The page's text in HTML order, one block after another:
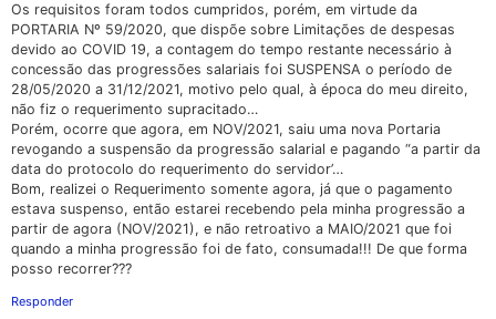
Os requisitos foram todos cumpridos, porém, em virtude da
PORTARIA Nº 59/2020, que dispõe sobre Limitações de despesas
devido ao COVID 19, a contagem do tempo restante necessário à
concessão das progressões salariais foi SUSPENSA o período de
28/05/2020 a 31/12/2021, motivo pelo qual, à época do meu direito,
não fiz o requerimento supracitado…
Porém, ocorre que agora, em NOV/2021, saiu uma nova Portaria
revogando a suspensão da progressão salarial e pagando “a partir da
data do protocolo do requerimento do servidor’…
Bom, realizei o Requerimento somente agora, já que o pagamento
estava suspenso, então estarei recebendo pela minha progressão a
partir de agora (NOV/2021), e não retroativo a MAIO/2021 que foi
quando a minha progressão foi de fato, consumada!!! De que forma
posso recorrer???
Responder